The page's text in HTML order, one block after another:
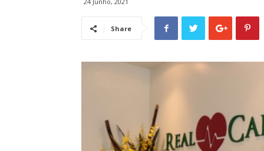
Share